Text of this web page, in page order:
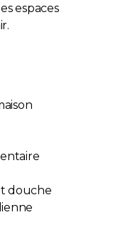
espaces
douche